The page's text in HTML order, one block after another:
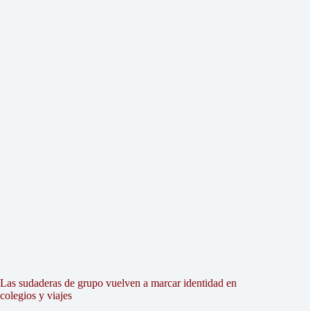
Las sudaderas de grupo vuelven a marcar identidad en
colegios y viajes